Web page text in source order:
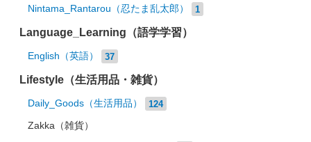
Nintama_Rantarou（忍たま乱太郎） 1
Language_Learning（語学学習）
English（英語） 37
Lifestyle（生活用品・雑貨）
Daily_Goods（生活用品） 124
Zakka（雑貨）